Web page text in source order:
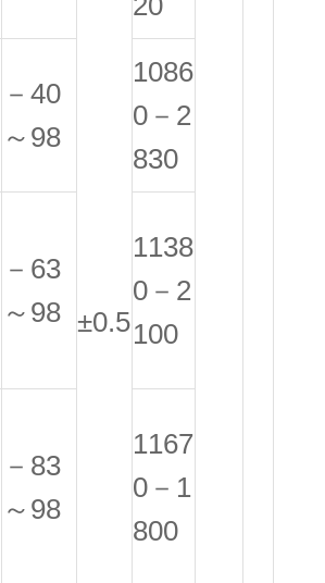
±0.5
－40
～98
1086
0－2
830
－63
～98
1138
0－2
100
－83
～98
1167
0－1
800